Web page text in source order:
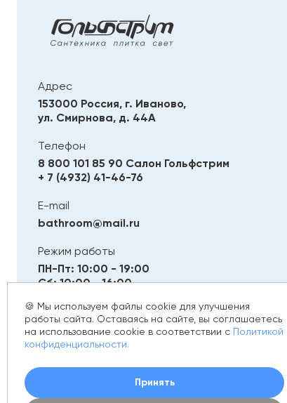
Адрес
153000 Россия, г. Иваново,
ул. Смирнова, д. 44А
Телефон
8 800 101 85 90 Салон Гольфстрим
+ 7 (4932) 41-46-76
E-mail
bathroom@mail.ru
Режим работы
ПН-Пт: 10:00 - 19:00
Сб: 10:00 - 16:00
🍪 Мы используем файлы cookie для улучшения
работы сайта. Оставаясь на сайте, вы соглашаетесь
на использование cookie в соответствии с Политикой
конфиденциальности.
Принять